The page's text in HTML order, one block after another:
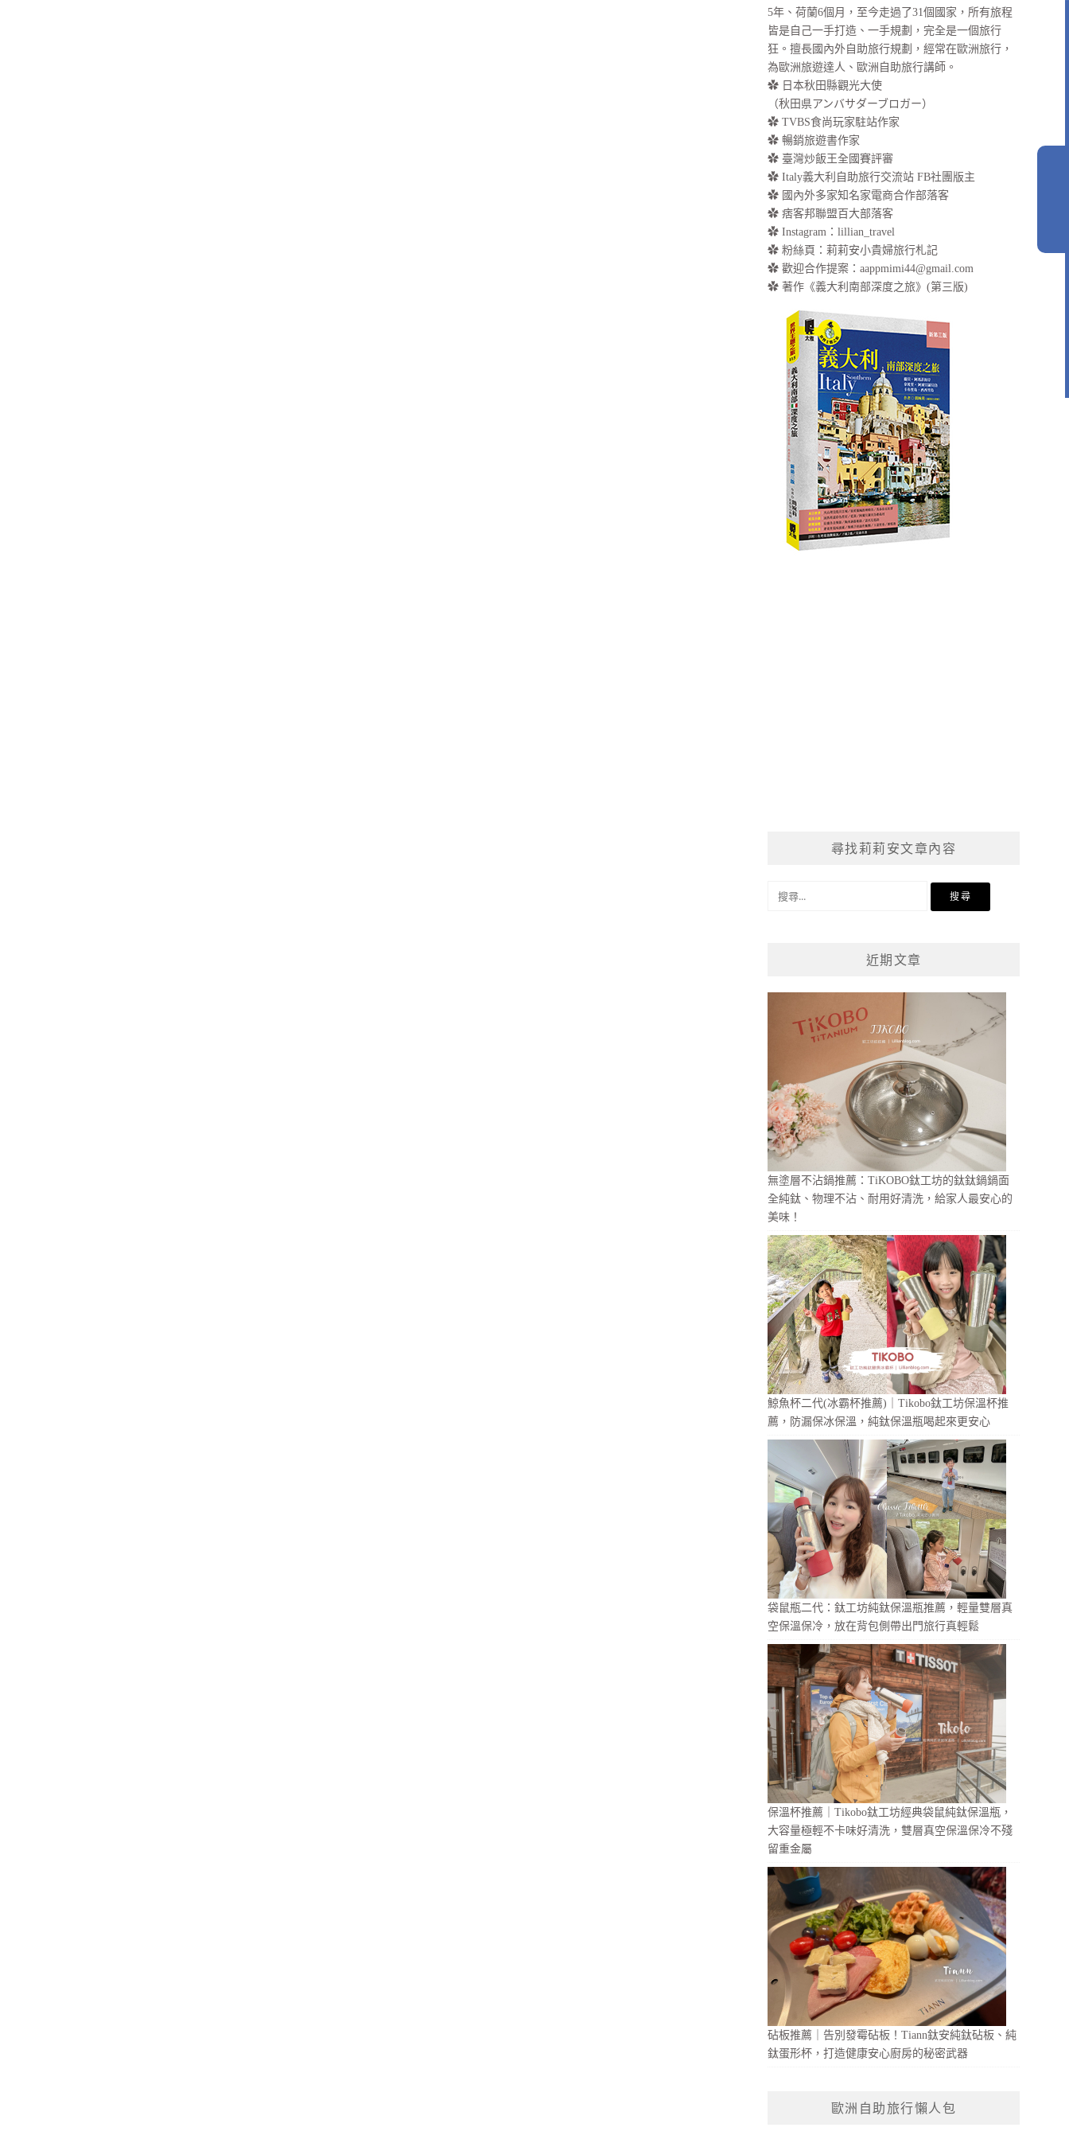
5年、荷蘭6個月，至今走過了31個國家，所有旅程
皆是自己一手打造、一手規劃，完全是一個旅行
狂。擅長國內外自助旅行規劃，經常在歐洲旅行，
為歐洲旅遊達人、歐洲自助旅行講師。
✿ 日本秋田縣觀光大使
（秋田県アンバサダーブロガー）
✿ TVBS食尚玩家駐站作家
✿ 暢銷旅遊書作家
✿ 臺灣炒飯王全國賽評審
✿ Italy義大利自助旅行交流站 FB社團版主
✿ 國內外多家知名家電商合作部落客
✿ 痞客邦聯盟百大部落客
✿Instagram：lillian_travel
✿粉絲頁：莉莉安小貴婦旅行札記
✿ 歡迎合作提案：aappmimi44@gmail.com
✿ 著作《義大利南部深度之旅》(第三版)
尋找莉莉安文章內容
近期文章
無塗層不沾鍋推薦：TiKOBO鈦工坊的鈦鈦鍋鍋面
全純鈦、物理不沾、耐用好清洗，給家人最安心的
美味！
鯨魚杯二代(冰霸杯推薦)｜Tikobo鈦工坊保溫杯推
薦，防漏保冰保溫，純鈦保溫瓶喝起來更安心
袋鼠瓶二代：鈦工坊純鈦保溫瓶推薦，輕量雙層真
空保溫保冷，放在背包側帶出門旅行真輕鬆
保溫杯推薦｜Tikobo鈦工坊經典袋鼠純鈦保溫瓶，
大容量極輕不卡味好清洗，雙層真空保溫保冷不殘
留重金屬
砧板推薦｜告別發霉砧板！Tiann鈦安純鈦砧板、純
鈦蛋形杯，打造健康安心廚房的秘密武器
歐洲自助旅行懶人包